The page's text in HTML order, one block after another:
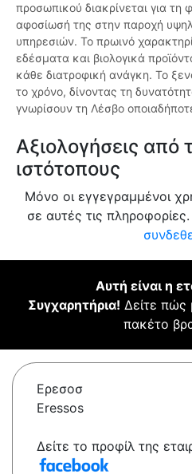
προσωπικού διακρίνεται για τη
αφοσίωσή της στην παροχή
υπηρεσιών. Το πρωινό
εδέσματα και βιολογικά
κάθε διατροφική ανάγκη. Το
το χρόνο, δίνοντας τη
γνωρίσουν τη Λέσβο
Αξιολογήσεις
ιστότοπους
Μόνο οι εγγεγραμμένοι
σε αυτές τις πληροφορίες.
Αυτή είναι η
Συγχαρητήρια! Δείτε πώς
πακέτο
Ερεσοσ
Eressos
Δείτε το προφίλ της